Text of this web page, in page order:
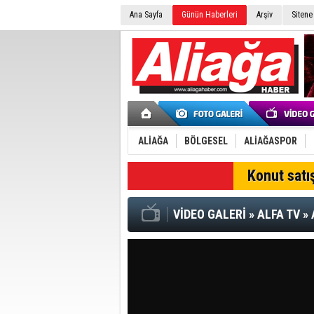
Ana Sayfa Günün Haberleri Arşiv
ALİAĞA BÖLGESEL ALİAĞASPOR
Konut
VİDEO GALERİ »ALFA TV»